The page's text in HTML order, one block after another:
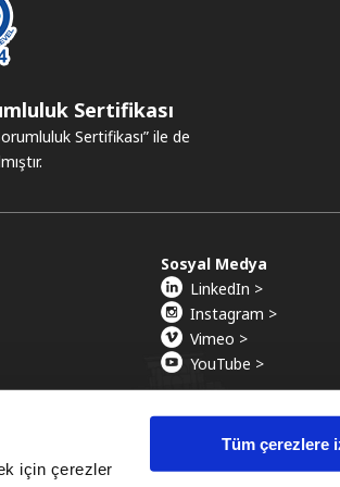
için çerezler
Tüm çerezlere
Sertifikası
Sertifikası” ile de
Sosyal Medya
LinkedIn >
Instagram >
Vimeo >
YouTube >